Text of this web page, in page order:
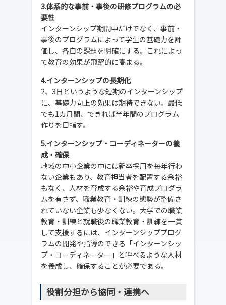
3.体系的な事前・事後の研修プログラムの必
要性
インターンシップ期間中だけでなく、事前・
事後のプログラムによって学生の基礎力を評
価し、各自の課題を明確にする。これによっ
て教育の効果が飛躍的に高まる。
4.インターンシップの長期化
2、3日というような短期のインターンシップ
に、基礎力向上の効果は期待できない。最低
でも1カ月間、できれば半年間のプログラム
作りを目指す。
5.インターンシップ・コーディネーターの養
成・確保
地域の中小企業の中には新卒採用を毎年行わ
ない企業もあり、教育担当者を配置する余裕
もなく、人材を育成する余裕や育成プログラ
ムを有さず、職業教育・訓練の態勢が整備さ
れていない企業も少なくない。大学での職業
教育・訓練と就職後の職業教育・訓練を一貫
して支援するには、インターンシッププログ
ラムの開発や指導のできる「インターンシッ
プ・コーディネーター」と呼べるような人材
を養成し、確保することが必要である。
役割分担から協同・連携へ